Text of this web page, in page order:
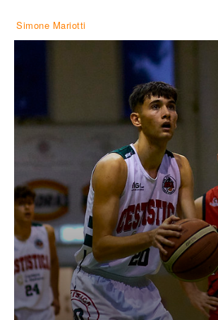
Simone Mariotti